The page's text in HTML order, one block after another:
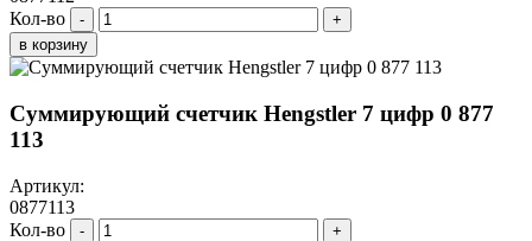
Кол-во
-
+
в корзину
Суммирующий счетчик Hengstler 7 цифр 0 877
113
Артикул:
0877113
Кол-во
-
+